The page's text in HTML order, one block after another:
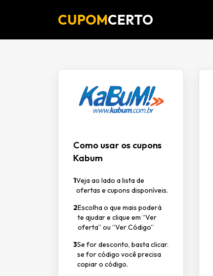
CUPOMCERTO
Como usar os cupons
Kabum
1Veja ao lado a lista de
ofertas e cupons disponíveis.
2Escolha o que mais poderá
te ajudar e clique em “Ver
oferta” ou “Ver Código”
3Se for desconto, basta clicar.
se for código você precisa
copiar o código.